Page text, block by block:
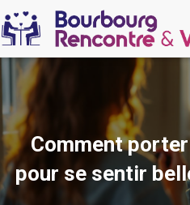
Comment
pour se sentir